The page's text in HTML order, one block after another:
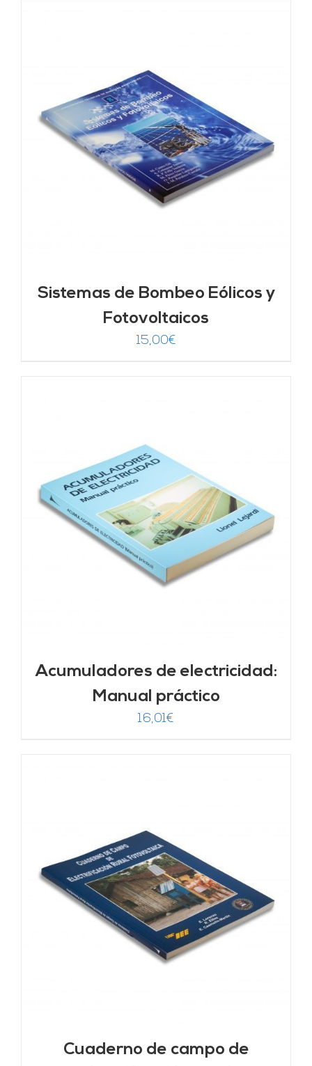
Sistemas de Bombeo Eólicos y
Fotovoltaicos
15,00€
Acumuladores de electricidad:
Manual práctico
16,01€
Cuaderno de campo de